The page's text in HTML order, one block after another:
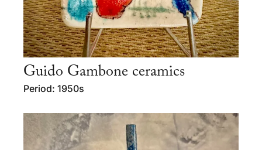
Guido Gambone ceramics
Period: 1950s